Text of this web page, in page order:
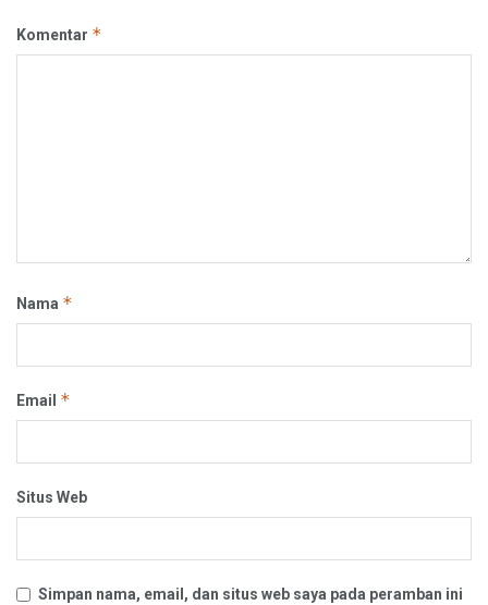
Komentar *
Nama *
Email *
Situs Web
Simpan nama, email, dan situs web saya pada peramban ini